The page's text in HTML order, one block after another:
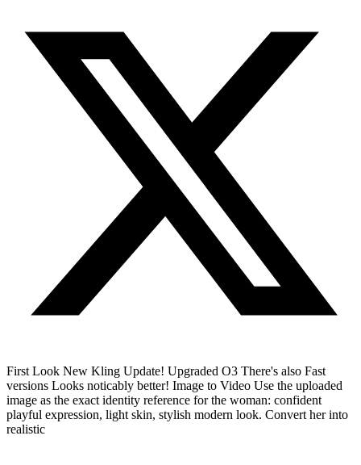
First Look New Kling Update! Upgraded O3 There's also Fast
versions Looks noticably better! Image to Video Use the uploaded
image as the exact identity reference for the woman: confident
playful expression, light skin, stylish modern look. Convert her into
realistic